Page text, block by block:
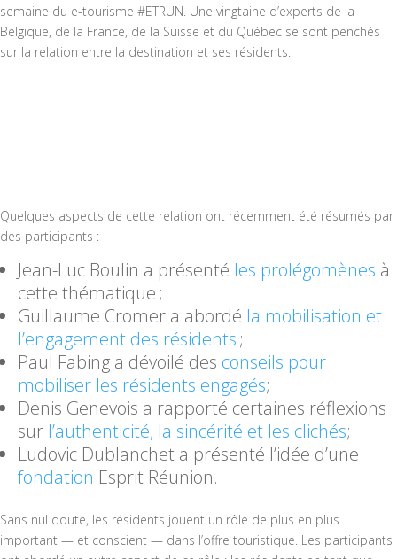
semaine du e-tourisme #ETRUN. Une vingtaine d’experts de la
Belgique, de la France, de la Suisse et du Québec se sont penchés
sur la relation entre la destination et ses résidents.
Quelques aspects de cette relation ont récemment été résumés par
des participants :
Jean-Luc Boulin a présenté les prolégomènes à
cette thématique ;
Guillaume Cromer a abordé la mobilisation et
l’engagement des résidents;
Paul Fabing a dévoilé des conseils pour
mobiliser les résidents engagés;
Denis Genevois a rapporté certaines réflexions
sur l’authenticité, la sincérité et les clichés;
Ludovic Dublanchet a présenté l’idée d’une
fondation Esprit Réunion.
Sans nul doute, les résidents jouent un rôle de plus en plus
important — et conscient — dans l’offre touristique. Les participants